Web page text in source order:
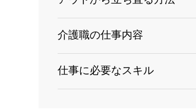
介護職の仕事内容
仕事に必要なスキル